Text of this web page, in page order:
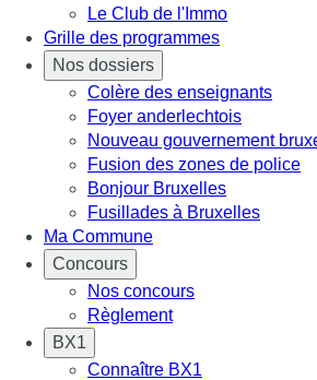
Le Club de l'Immo
Grille des programmes
Nos dossiers
Colère des enseignants
Foyer anderlechtois
Nouveau gouvernement
Fusion des zones de police
Bonjour Bruxelles
Fusillades à Bruxelles
Ma Commune
Concours
Nos concours
Règlement
BX1
Connaître BX1